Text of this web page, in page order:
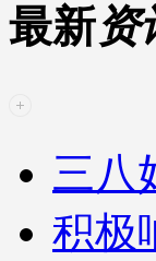
最新资
三八
积极